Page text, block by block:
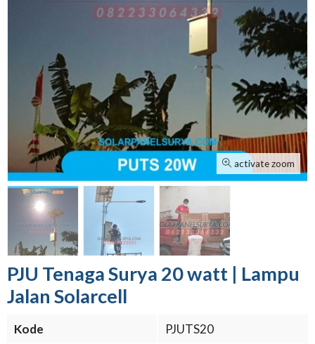
activate zoom
PJU Tenaga Surya 20 watt | Lampu
Jalan Solarcell
Kode
PJUTS20